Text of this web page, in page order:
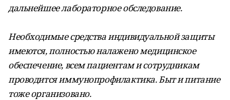
дальнейшее лабораторное обследование.
Необходимые средства индивидуальной защиты
имеются, полностью налажено медицинское
обеспечение, всем пациентам и сотрудникам
проводится иммунопрофилактика. Быт и питание
тоже организовано.